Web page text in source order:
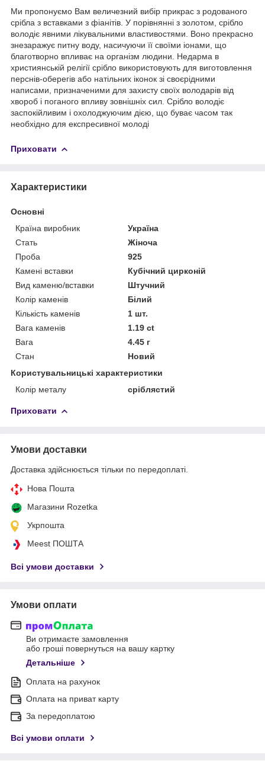
Ми пропонуємо Вам величезний вибір прикрас з родованого
срібла з вставками з фіанітів. У порівнянні з золотом, срібло
володіє явними лікувальними властивостями. Воно прекрасно
знезаражує питну воду, насичуючи її своїми іонами, що
благотворно впливає на організм людини. Недарма в
християнській релігії срібло використовують для виготовлення
перснів-оберегів або натільних іконок зі своєрідними
написами, призначеними для захисту своїх володарів від
хвороб і поганого впливу зовнішніх сил. Срібло володіє
заспокійливим і охолоджуючим дією, що буває часом так
необхідно для експресивної молоді
Приховати
Характеристики
Основні
Країна виробник
Україна
Стать
Жіноча
Проба
925
Камені вставки
Кубічний цирконій
Вид каменю/вставки
Штучний
Колір каменів
Білий
Кількість каменів
1 шт.
Вага каменів
1.19 ct
Вага
4.45 г
Стан
Новий
Користувальницькі характеристики
Колір металу
сріблястий
Приховати
Умови доставки
Доставка здійснюється тільки по передоплаті.
Нова Пошта
Магазини Rozetka
Укрпошта
Meest ПОШТА
Всі умови доставки
Умови оплати
Ви отримаєте замовлення
або гроші повернуться на вашу картку
Детальніше
Оплата на рахунок
Оплата на приват карту
За передоплатою
Всі умови оплати